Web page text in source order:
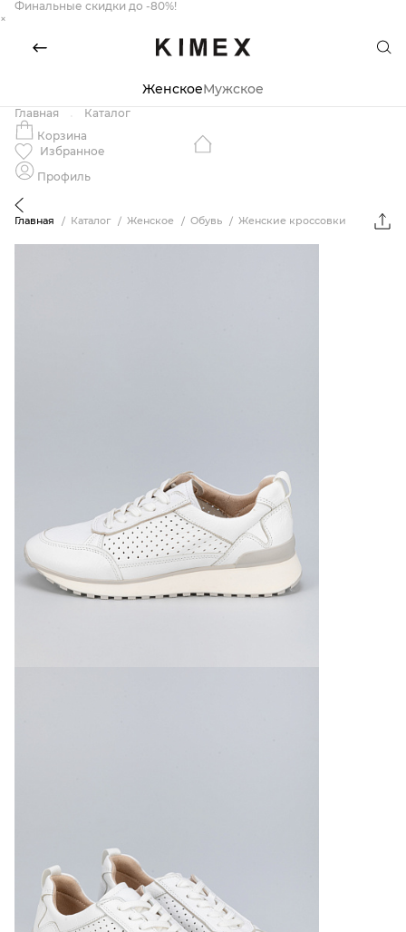
Финальные скидки до -80%!
×
ЖенскоеМужское
Главная
Каталог
Корзина
Избранное
Профиль
Главная Каталог Женское Обувь Женские кроссовки